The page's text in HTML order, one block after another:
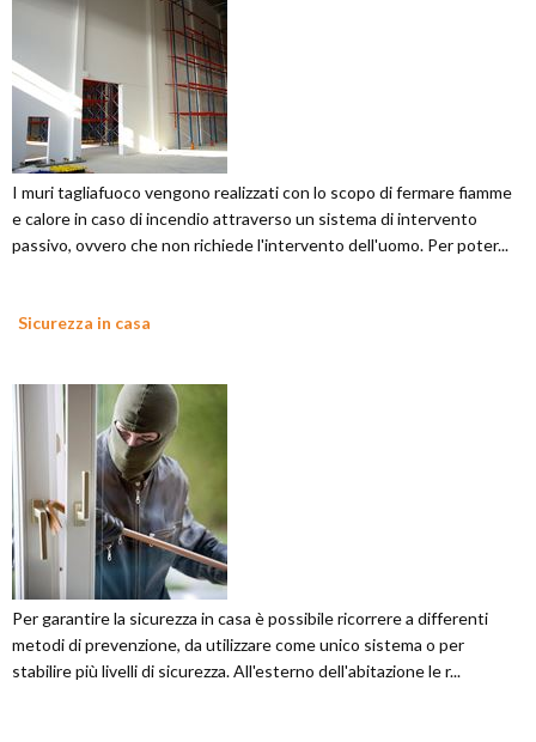
I muri tagliafuoco vengono realizzati con lo scopo di fermare fiamme
e calore in caso di incendio attraverso un sistema di intervento
passivo, ovvero che non richiede l'intervento dell'uomo. Per poter...
Sicurezza in casa
Per garantire la sicurezza in casa è possibile ricorrere a differenti
metodi di prevenzione, da utilizzare come unico sistema o per
stabilire più livelli di sicurezza. All'esterno dell'abitazione le r...